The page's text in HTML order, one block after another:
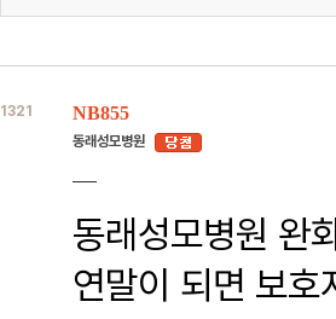
1321 NB855
동래성모병원
동래성모병원 완
연말이 되면 보호